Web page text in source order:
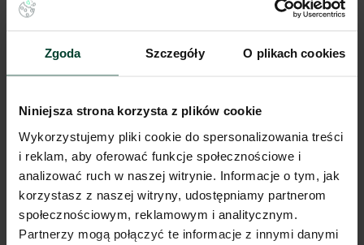
Zgoda Szczegóły O plikach cookies
Niniejsza strona korzysta z plików cookie
Wykorzystujemy pliki cookie do spersonalizowania treści
i reklam, aby oferować funkcje społecznościowe i
analizować ruch w naszej witrynie. Informacje o tym, jak
korzystasz z naszej witryny, udostępniamy partnerom
społecznościowym, reklamowym i analitycznym.
Partnerzy mogą połączyć te informacje z innymi danymi
Lokalizacja magazynu
Niniejsze ogłoszenie ma charakter wyłącznie informacyjny i nie stanowi
odpowiada za ewentualne błędy lub nieaktualność ogłoszenia.
Ogłoszenia, cenniki i inne informacje zawarte na stronie internetowej
mogą się różnić od danych rzeczywistych. Publikacja ogłoszenia nie
gwarantuje dostępności prezentowanych nieruchomości. Weryfikacja
dostępności odbywa się po wysłaniu formularza kontaktowego.